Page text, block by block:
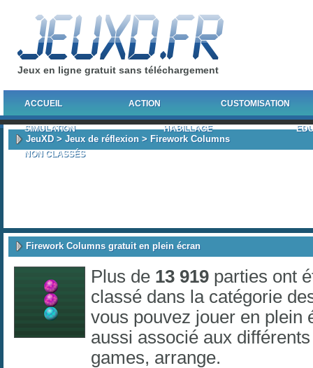
Jeux en ligne gratuit sans téléchargement
ACCUEIL ACTION CUSTOMISATION
SIMULATION HABILLAGE
NON CLASSÉS
JeuXD> Jeux de réflexion > Firework Columns
Firework Columns gratuit en plein écran
Plus de 13 919 parties ont
classé dans la catégorie
vous pouvez jouer en plein
aussi associé aux
games, arrange.